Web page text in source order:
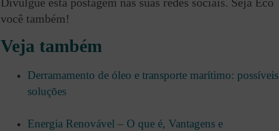
você também!
Veja também
Derramamento de óleo e transporte marítimo: possíveis
soluções
Energia Renovável – O que é, Vantagens e